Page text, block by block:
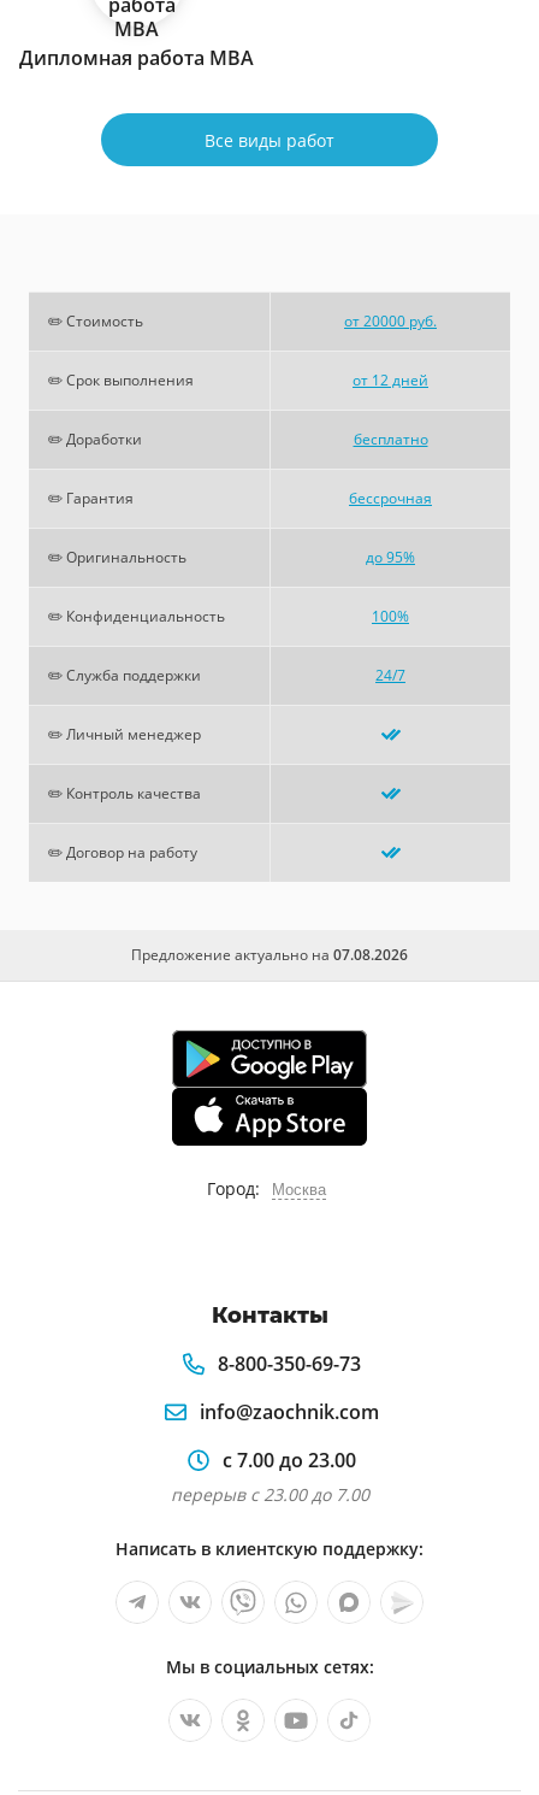
Дипломная работа МВА
Все виды работ
✏️ Стоимость от 20000 руб.
✏️ Срок выполнения от 12 дней
✏️ Доработки бесплатно
✏️ Гарантия бессрочная
✏️ Оригинальность до 95%
✏️ Конфиденциальность 100%
✏️ Служба поддержки 24/7
✏️ Личный менеджер
✏️ Контроль качества
✏️ Договор на работу
Предложение актуально на 07.08.2026
Город: Москва
Контакты
8-800-350-69-73
info@zaochnik.com
с 7.00 до 23.00
перерыв с 23.00 до 7.00
Написать в клиентскую поддержку:
Мы в социальных сетях: